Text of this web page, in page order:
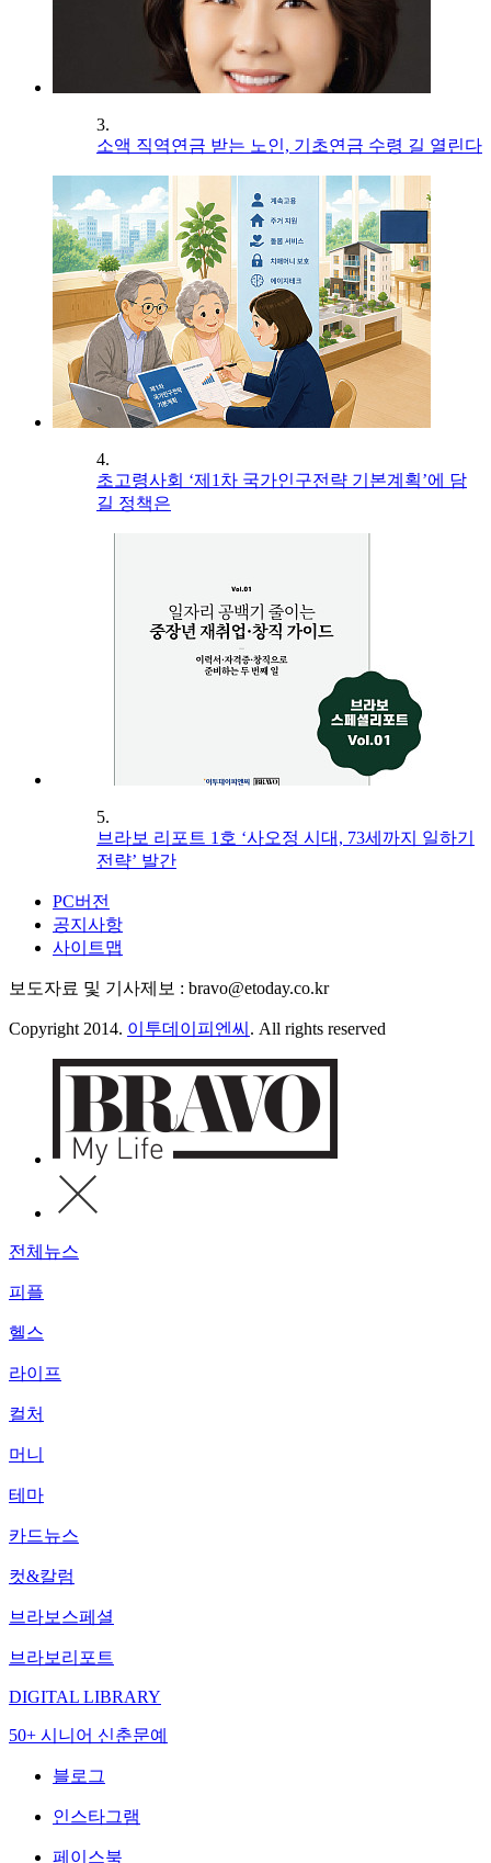
3.
소액 직역연금 받는 노인, 기초연금 수령 길 열린다
4.
초고령사회 ‘제1차 국가인구전략 기본계획’에 담
길 정책은
5.
브라보 리포트 1호 ‘사오정 시대, 73세까지 일하기
전략’ 발간
PC버전
공지사항
사이트맵
보도자료 및 기사제보 : bravo@etoday.co.kr
Copyright 2014. 이투데이피엔씨 . All rights reserved
전체뉴스
피플
헬스
라이프
컬처
머니
테마
카드뉴스
컷&칼럼
브라보스페셜
브라보리포트
DIGITAL LIBRARY
50+ 시니어 신춘문예
블로그
인스타그램
페이스북